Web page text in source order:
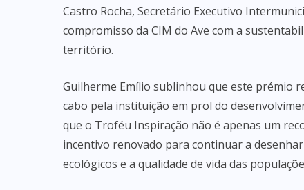
Castro Rocha, Secretário Executivo
compromisso da CIM do Ave com a
território.
Guilherme Emílio sublinhou que este prémio
cabo pela instituição em prol do
que o Troféu Inspiração não é apenas um
incentivo renovado para continuar a
ecológicos e a qualidade de vida das